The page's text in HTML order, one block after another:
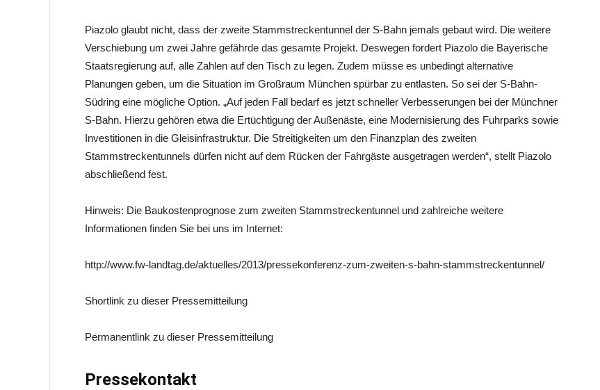
Piazolo glaubt nicht, dass der zweite Stammstreckentunnel der S-Bahn jemals gebaut wird. Die weitere
Verschiebung um zwei Jahre gefährde das gesamte Projekt. Deswegen fordert Piazolo die Bayerische
Staatsregierung auf, alle Zahlen auf den Tisch zu legen. Zudem müsse es unbedingt alternative
Planungen geben, um die Situation im Großraum München spürbar zu entlasten. So sei der S-Bahn-
Südring eine mögliche Option. „Auf jeden Fall bedarf es jetzt schneller Verbesserungen bei der Münchner
S-Bahn. Hierzu gehören etwa die Ertüchtigung der Außenäste, eine Modernisierung des Fuhrparks sowie
Investitionen in die Gleisinfrastruktur. Die Streitigkeiten um den Finanzplan des zweiten
Stammstreckentunnels dürfen nicht auf dem Rücken der Fahrgäste ausgetragen werden“, stellt Piazolo
abschließend fest.
Hinweis: Die Baukostenprognose zum zweiten Stammstreckentunnel und zahlreiche weitere
Informationen finden Sie bei uns im Internet:
http://www.fw-landtag.de/aktuelles/2013/pressekonferenz-zum-zweiten-s-bahn-stammstreckentunnel/
Shortlink zu dieser Pressemitteilung
Permanentlink zu dieser Pressemitteilung
Pressekontakt